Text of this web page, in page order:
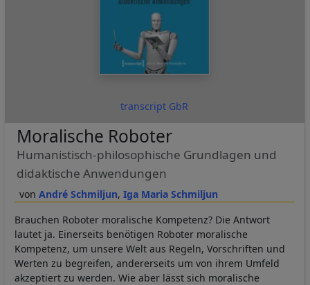
transcript GbR
André Schmiljun Iga Maria Schmiljun
Moralische Roboter
Humanistisch-philosophische Grundlagen und
didaktische Anwendungen
Brauchen Roboter moralische Kompetenz? Die Antwort
lautet ja. Einerseits benötigen Roboter moralische
Kompetenz, um unsere Welt aus Regeln, Vorschriften und
Werten zu begreifen, andererseits um von ihrem Umfeld
akzeptiert zu werden. Wie aber lässt sich moralische